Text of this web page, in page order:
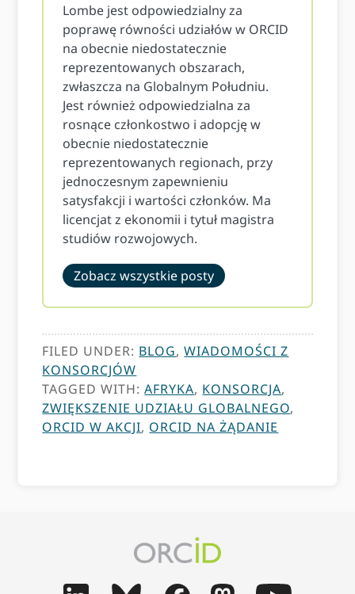
Lombe jest odpowiedzialny za
poprawę równości udziałów w ORCID
na obecnie niedostatecznie
reprezentowanych obszarach,
zwłaszcza na Globalnym Południu.
Jest również odpowiedzialna za
rosnące członkostwo i adopcję w
obecnie niedostatecznie
reprezentowanych regionach, przy
jednoczesnym zapewnieniu
satysfakcji i wartości członków. Ma
licencjat z ekonomii i tytuł magistra
studiów rozwojowych.
Zobacz wszystkie posty
FILED UNDER: BLOG,WIADOMOŚCI Z
KONSORCJÓW
TAGGED WITH:AFRYKA, KONSORCJA,
ZWIĘKSZENIE UDZIAŁU GLOBALNEGO,
ORCID W AKCJI, ORCID NA ŻĄDANIE